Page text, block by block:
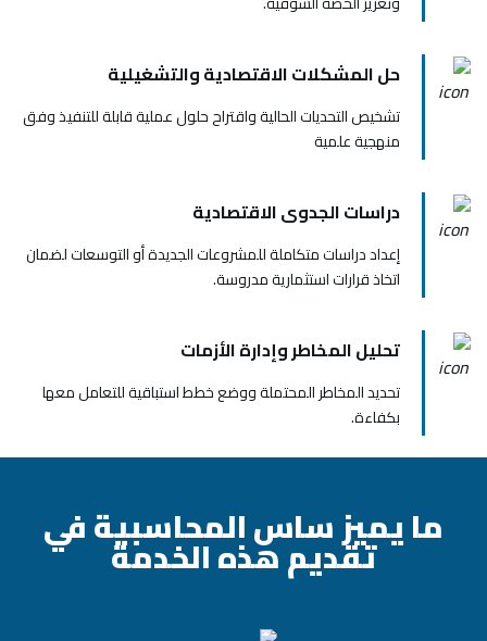
حل المشكلات الاقتصادية والتشغيلية
تشخيص التحديات الحالية واقتراح حلول عملية قابلة للتنفيذ وفق
منهجية علمية
دراسات الجدوى الاقتصادية
إعداد دراسات متكاملة للمشروعات الجديدة أو التوسعات لضمان
اتخاذ قرارات استثمارية مدروسة.
تحليل المخاطر وإدارة الأزمات
تحديد المخاطر المحتملة ووضع خطط استباقية للتعامل معها
بكفاءة.
ما يميز ساس المحاسبية في
تقديم هذه الخدمة